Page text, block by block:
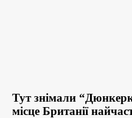
Тут знімали
місце Британії